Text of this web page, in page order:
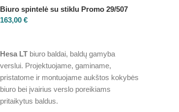
Biuro spintelė su stiklu Promo 29/507
163,00 €
Hesa LT biuro baldai, baldų gamyba
verslui. Projektuojame, gaminame,
pristatome ir montuojame aukštos kokybės
biuro bei įvairius verslo poreikiams
pritaikytus baldus.